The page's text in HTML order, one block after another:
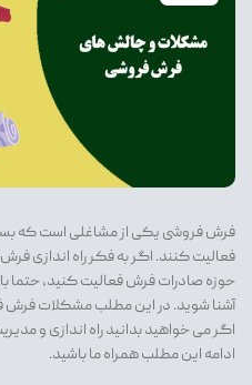
فرش فروشی یکی از مشاغلی است که
فعالیت کنند. اگر به فکر راه اندازی
حوزه صادرات فرش فعالیت کنید، حتما
آشنا شوید. در این مطلب مشکلات فرش
اگر می خواهید بدانید راه اندازی و
ادامه این مطلب همراه ما باشید.